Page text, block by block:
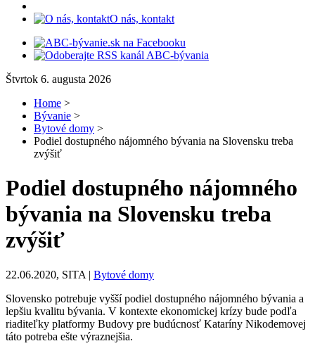
O nás, kontakt
Štvrtok 6. augusta 2026
Home >
Bývanie >
Bytové domy >
Podiel dostupného nájomného bývania na Slovensku treba
zvýšiť
Podiel dostupného nájomného
bývania na Slovensku treba
zvýšiť
22.06.2020, SITA | Bytové domy
Slovensko potrebuje vyšší podiel dostupného nájomného bývania a
lepšiu kvalitu bývania. V kontexte ekonomickej krízy bude podľa
riaditeľky platformy Budovy pre budúcnosť Kataríny Nikodemovej
táto potreba ešte výraznejšia.